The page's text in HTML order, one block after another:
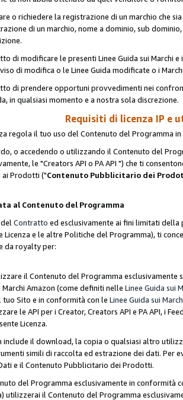
o richiedere la registrazione di un marchio che
di un marchio, nome a dominio, sub
di modificare le presenti Linee Guida sui Marchi
di modifica o le Linee Guida modificate o i
di prendere opportuni provvedimenti nei
in qualsiasi momento e a nostra sola discrezione.
Requisiti di licenza IP e
regola il tuo uso del Contenuto del Programma
o accedendo o utilizzando il Contenuto del
le "Creators API o PA API ") che ti
ai Prodotti ("Contenuto Pubblicitario dei
al Contenuto del Programma
Contratto ed esclusivamente ai fini limitati
Licenza e le altre Politiche del Programma), ti
da royalty per:
il Contenuto del Programma esclusivamente
Amazon (come definiti nelle Linee Guida sui
tuo Sito e in conformità con le Linee Guida sui March
le API per i Creator, Creators API e PA API, i
Licenza.
include il download, la copia o qualsiasi altro
simili di raccolta ed estrazione dei dati. Per
Dati e il Contenuto Pubblicitario dei Prodotti.
del Programma esclusivamente in conformità
utilizzerai il Contenuto del Programma